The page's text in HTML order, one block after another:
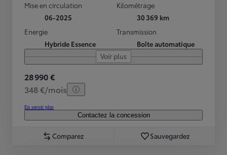
Mise en circulation
06-2025
Kilométrage
30 369 km
Energie
Hybride Essence
Transmission
Boîte automatique
Voir plus
28 990 €
348 €/mois
En savoir plus
Contactez la concession
Comparez Sauvegardez